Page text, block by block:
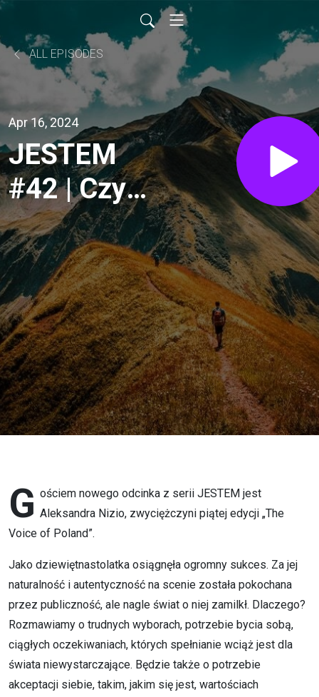
ALL EPISODES
Apr 16, 2024
JESTEM
#42 | Czy
spełnianie
oczekiwań
innych ma
sens? –
Aleksandra
Nizio o
byciu sobą
G ościem nowego odcinka z serii JESTEM jest
Aleksandra Nizio, zwyciężczyni piątej edycji „The
Voice of Poland”.
Jako dziewiętnastolatka osiągnęła ogromny sukces. Za jej
naturalność i autentyczność na scenie została pokochana
przez publiczność, ale nagle świat o niej zamilkł. Dlaczego?
Rozmawiamy o trudnych wyborach, potrzebie bycia sobą,
ciągłych oczekiwaniach, których spełnianie wciąż jest dla
świata niewystarczające. Będzie także o potrzebie
akceptacji siebie, takim, jakim się jest, wartościach